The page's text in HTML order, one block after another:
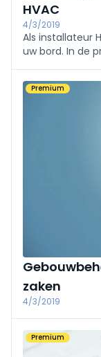
HVAC
4/3/2019
Als installateur
uw bord. In de
uitdagingen
Premium
zaken
4/3/2019
Premium